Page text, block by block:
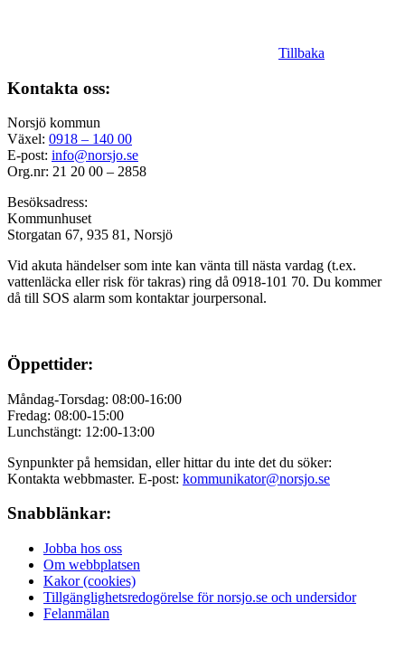
Tillbaka
Kontakta oss:
Norsjö kommun
Växel: 0918 – 140 00
E-post: info@norsjo.se
Org.nr: 21 20 00 – 2858
Besöksadress:
Kommunhuset
Storgatan 67, 935 81, Norsjö
Vid akuta händelser som inte kan vänta till nästa vardag (t.ex.
vattenläcka ellerrisk för takras) ring då 0918-101 70. Du kommer
då till SOS alarm som kontaktar jourpersonal.
Öppettider:
Måndag-Torsdag: 08:00-16:00
Fredag: 08:00-15:00
Lunchstängt: 12:00-13:00
Synpunkter på hemsidan, eller hittar du inte det du söker:
Kontakta webbmaster. E-post: kommunikator@norsjo.se
Snabblänkar:
Jobba hos oss
Om webbplatsen
Kakor (cookies)
Tillgänglighetsredogörelse för norsjo.se och undersidor
Felanmälan